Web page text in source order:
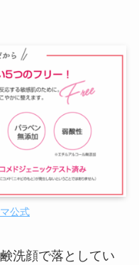
公式
洗顔で落としてい